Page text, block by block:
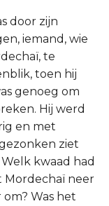
door zijn
iemand, wie
te
toen hij
genoeg om
Hij werd
en met
ziet
kwaad had
Mordechaï neer
Was het